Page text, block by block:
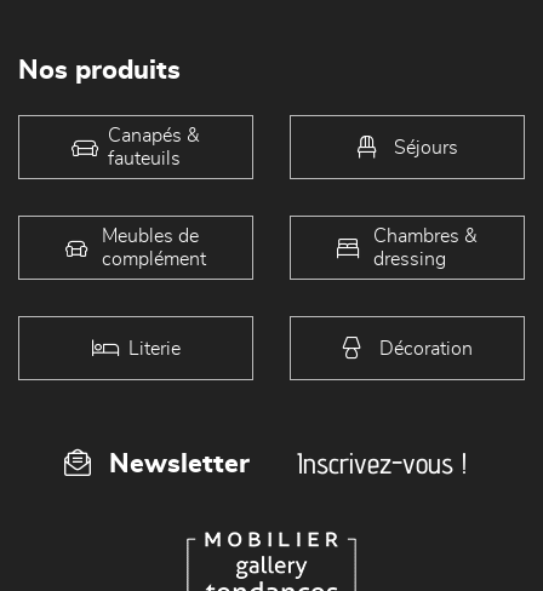
Nos produits
Canapés &
fauteuils
Séjours
Meubles de
complément
Chambres &
dressing
Literie Décoration
Newsletter Inscrivez-vous !